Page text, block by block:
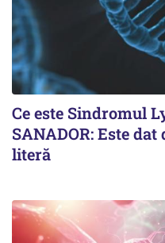
Ce este Sindromul
SANADOR: Este
literă